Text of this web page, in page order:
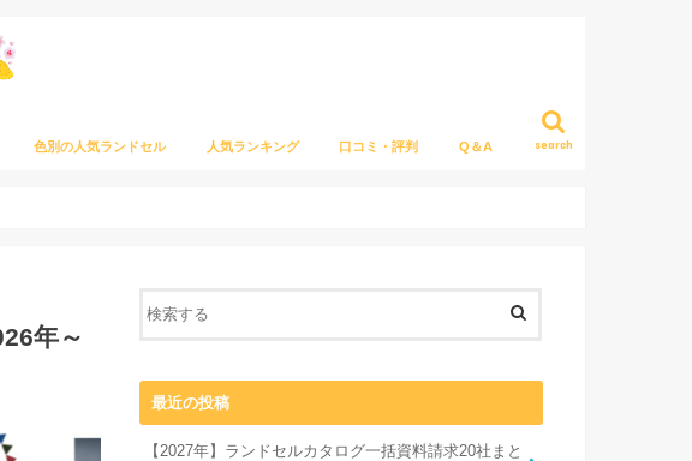
search
色別の人気ランドセル 人気ランキング 口コミ・評判 Q＆A
年～
最近の投稿
【2027年】ランドセルカタログ一括資料請求20社まと